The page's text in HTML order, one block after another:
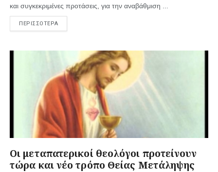
και συγκεκριμένες προτάσεις, για την αναβάθμιση ...
ΠΕΡΙΣΣΟΤΕΡΑ
Οι μεταπατερικοί θεολόγοι προτείνουν
τώρα και νέο τρόπο Θείας Μετάληψης